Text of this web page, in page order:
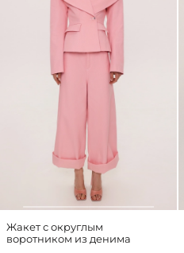
Жакет с округлым
воротником из денима